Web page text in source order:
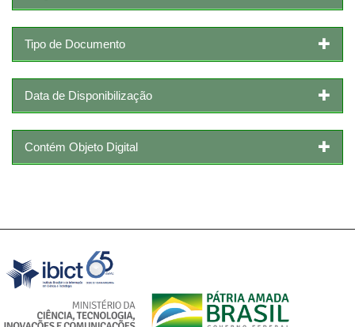
Tipo de Documento
Data de Disponibilização
Contém Objeto Digital